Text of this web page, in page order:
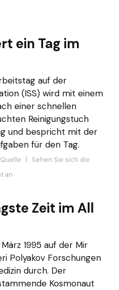
ein Tag im
auf der
(ISS) wird mit einem
einer schnellen
Reinigungstuch
und bespricht mit der
für den Tag.
| Sehen Sie sich die
an
Zeit im All
1995 auf der Mir
Polyakov Forschungen
durch. Der
Kosmonaut